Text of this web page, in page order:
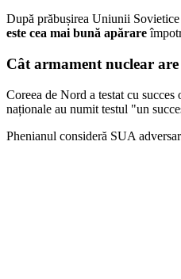
După prăbușirea Uniunii
este cea mai bună apărare
Cât armament nuclear
Coreea de Nord a testat cu succes
naționale au numit testul "un
Phenianul consideră SUA